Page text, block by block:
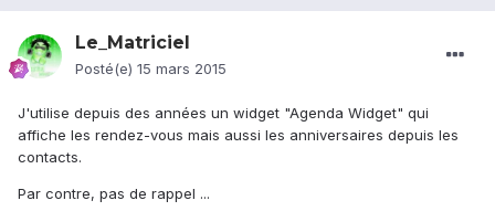
Le_Matriciel
Posté(e) 15 mars 2015
J'utilise depuis des années un widget "Agenda Widget" qui
affiche les rendez-vous mais aussi les anniversaires depuis les
contacts.
Par contre, pas de rappel ...